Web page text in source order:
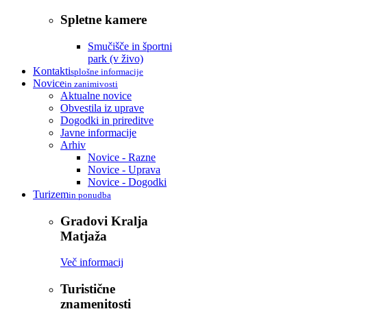
Spletne kamere
Smučišče in športni
park (v živo)
Kontaktisplošne informacije
Novicein zanimivosti
Aktualne novice
Obvestila iz uprave
Dogodki in prireditve
Javne informacije
Arhiv
Novice - Razne
Novice - Uprava
Novice - Dogodki
Turizemin ponudba
Gradovi Kralja
Matjaža
Več informacij
Turistične
znamenitosti